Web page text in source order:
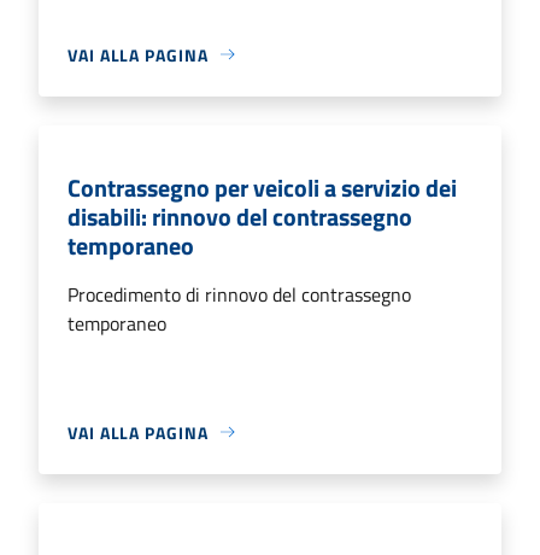
VAI ALLA PAGINA
Contrassegno per veicoli a servizio dei
disabili: rinnovo del contrassegno
temporaneo
Procedimento di rinnovo del contrassegno
temporaneo
VAI ALLA PAGINA